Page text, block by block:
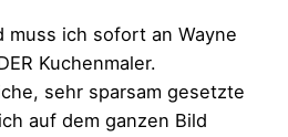
muss ich sofort an Wayne
Kuchenmaler.
sehr sparsam gesetzte
auf dem ganzen Bild